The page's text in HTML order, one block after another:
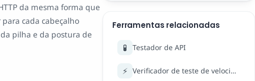
da mesma forma que
cada cabeçalho
pilha e da postura de
Ferramentas relacionadas
🧪 Testador de API
⚡ Verificador de teste de velocidade do site